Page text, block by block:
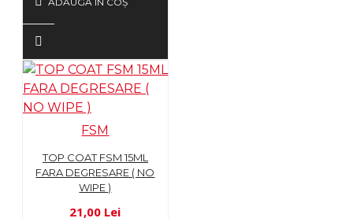
FSM
TOP COAT FSM 15ML
FARA DEGRESARE ( NO
WIPE )
21,00 Lei